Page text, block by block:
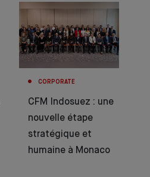
CORPORATE
CFM Indosuez : une
nouvelle étape
stratégique et
humaine à Monaco